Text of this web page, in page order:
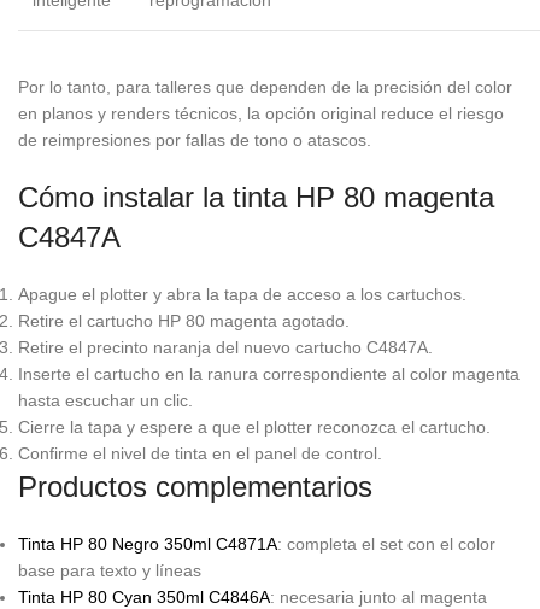
Por lo tanto, para talleres que dependen de la precisión del color
en planos y renders técnicos, la opción original reduce el riesgo
de reimpresiones por fallas de tono o atascos.
Cómo instalar la tinta HP 80 magenta
C4847A
Apague el plotter y abra la tapa de acceso a los cartuchos.
Retire el cartucho HP 80 magenta agotado.
Retire el precinto naranja del nuevo cartucho C4847A.
Inserte el cartucho en la ranura correspondiente al color magenta
hasta escuchar un clic.
Cierre la tapa y espere a que el plotter reconozca el cartucho.
Confirme el nivel de tinta en el panel de control.
Productos complementarios
Tinta HP 80 Negro 350ml C4871A: completa el set con el color
base para texto y líneas
Tinta HP 80 Cyan 350ml C4846A: necesaria junto al magenta